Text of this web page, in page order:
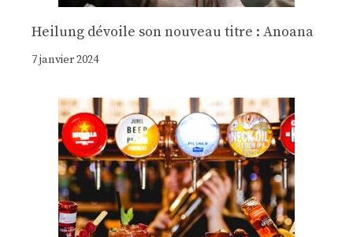
Heilung dévoile son nouveau titre : Anoana
7 janvier 2024